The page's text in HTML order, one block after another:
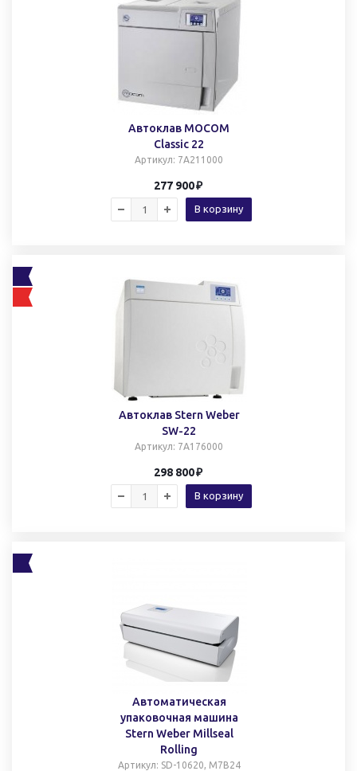
Автоклав MOCOM
Classic 22
Артикул: 7A211000
277 900
В корзину
Автоклав Stern Weber
SW-22
Артикул: 7A176000
298 800
В корзину
Автоматическая
упаковочная машина
Stern Weber Millseal
Rolling
Артикул: SD-10620, M7B24